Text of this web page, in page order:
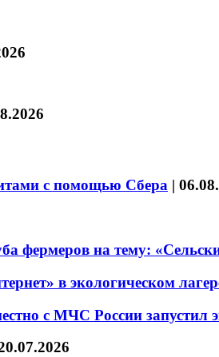
с помощью Сбера |
фермеров на тему:
в экологическом
с МЧС России запустил